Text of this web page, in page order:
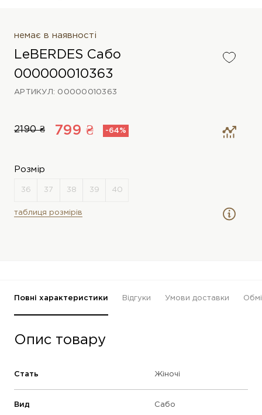
немає в наявності
LeBERDES Сабо
000000010363
АРТИКУЛ: 00000010363
2190 ₴ 799 ₴ -64%
Розмір
таблиця розмірів
Повні характеристики Відгуки Умови доставки
Опис товару
Стать Жіночі
Вид Сабо